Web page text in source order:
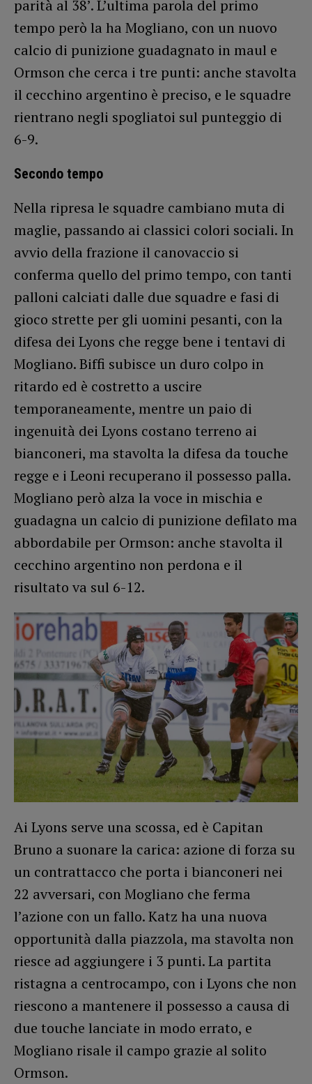
parità al 38’. L’ultima parola del primo
tempo però la ha Mogliano, con un nuovo
calcio di punizione guadagnato in maul e
Ormson che cerca i tre punti: anche stavolta
il cecchino argentino è preciso, e le squadre
rientrano negli spogliatoi sul punteggio di
6-9.
Secondo tempo
Nella ripresa le squadre cambiano muta di
maglie, passando ai classici colori sociali. In
avvio della frazione il canovaccio si
conferma quello del primo tempo, con tanti
palloni calciati dalle due squadre e fasi di
gioco strette per gli uomini pesanti, con la
difesa dei Lyons che regge bene i tentavi di
Mogliano. Biffi subisce un duro colpo in
ritardo ed è costretto a uscire
temporaneamente, mentre un paio di
ingenuità dei Lyons costano terreno ai
bianconeri, ma stavolta la difesa da touche
regge e i Leoni recuperano il possesso palla.
Mogliano però alza la voce in mischia e
guadagna un calcio di punizione defilato ma
abbordabile per Ormson: anche stavolta il
cecchino argentino non perdona e il
risultato va sul 6-12.
Ai Lyons serve una scossa, ed è Capitan
Bruno a suonare la carica: azione di forza su
un contrattacco che porta i bianconeri nei
22 avversari, con Mogliano che ferma
l’azione con un fallo. Katz ha una nuova
opportunità dalla piazzola, ma stavolta non
riesce ad aggiungere i 3 punti. La partita
ristagna a centrocampo, con i Lyons che non
riescono a mantenere il possesso a causa di
due touche lanciate in modo errato, e
Mogliano risale il campo grazie al solito
Ormson.